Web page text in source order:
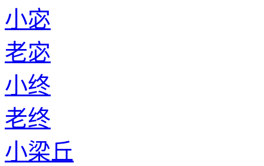
小宓
老宓
小终
老终
小梁丘